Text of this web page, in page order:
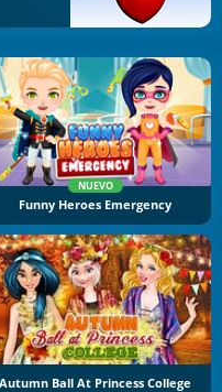
NUEVO
Funny Heroes Emergency
Autumn Ball At Princess College